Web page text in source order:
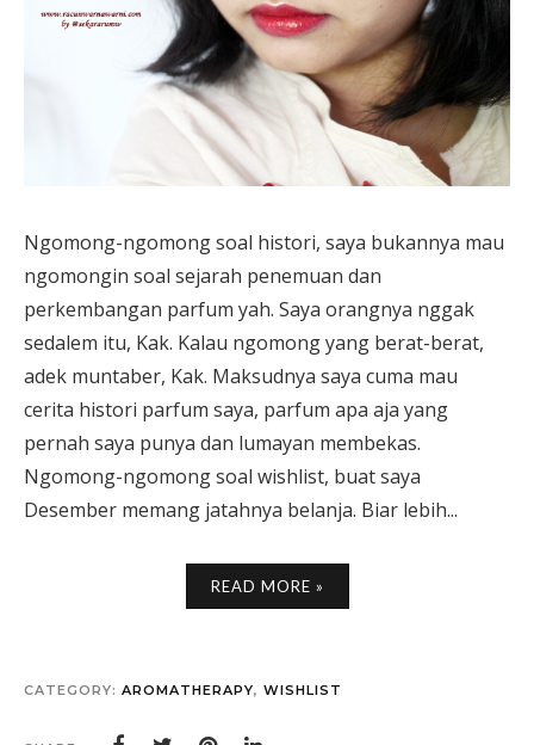
Ngomong-ngomong soal histori, saya bukannya mau
ngomongin soal sejarah penemuan dan
perkembangan parfum yah. Saya orangnya nggak
sedalem itu, Kak. Kalau ngomong yang berat-berat,
adek muntaber, Kak. Maksudnya saya cuma mau
cerita histori parfum saya, parfum apa aja yang
pernah saya punya dan lumayan membekas.
Ngomong-ngomong soal wishlist, buat saya
Desember memang jatahnya belanja. Biar lebih...
READ MORE »
CATEGORY: AROMATHERAPY, WISHLIST